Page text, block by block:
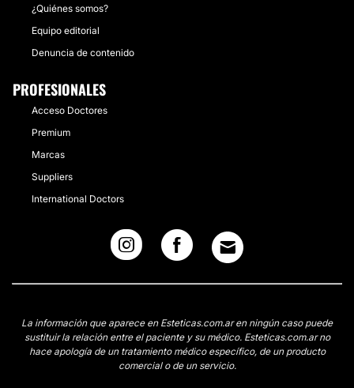
¿Quiénes somos?
Equipo editorial
Denuncia de contenido
PROFESIONALES
Acceso Doctores
Premium
Marcas
Suppliers
International Doctors
La información que aparece en Esteticas.com.ar en ningún caso puede
sustituir la relación entre el paciente y su médico. Esteticas.com.ar no
hace apología de un tratamiento médico específico, de un producto
comercial o de un servicio.